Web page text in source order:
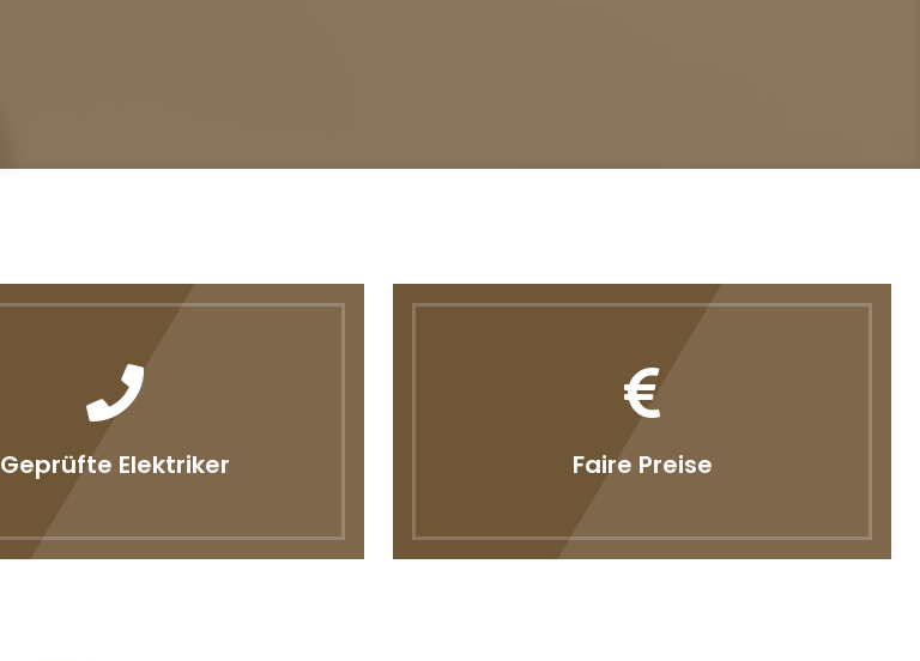
Geprüfte Elektriker Faire Preise